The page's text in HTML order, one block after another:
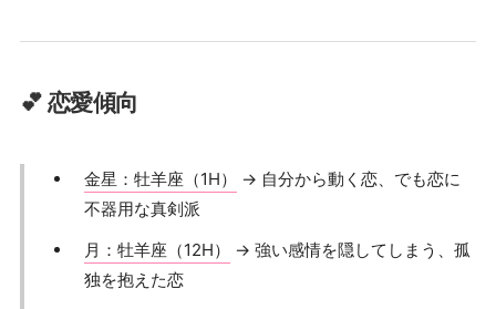
💕 恋愛傾向
金星：牡羊座（1H）
→ 自分から動く恋、でも恋に
不器用な真剣派
月：牡羊座（12H）
→ 強い感情を隠してしまう、孤
独を抱えた恋